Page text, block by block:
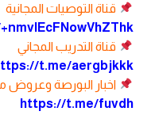
قناة التوصيات المجانية
قناة التدريب المجاني
t.me/aergbjkkk
اخبار البورصة وعروض
https://t.me/fuvdh